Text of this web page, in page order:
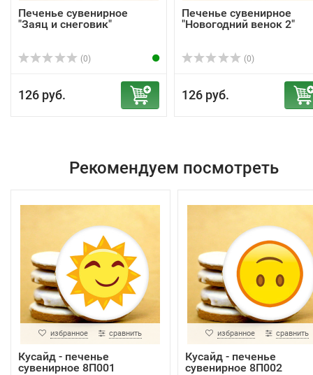
Печенье сувенирное
"Заяц и снеговик"
(0)
126 руб.
Печенье сувенирное
"Новогодний венок 2"
(0)
126 руб.
Рекомендуем посмотреть
избранное сравнить
Кусайд - печенье
сувенирное 8П001
избранное сравнить
Кусайд - печенье
сувенирное 8П002